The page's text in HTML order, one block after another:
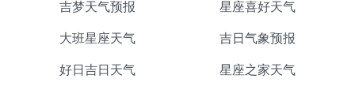
吉梦天气预报 星座喜好天气
大班星座天气 吉日气象预报
好日吉日天气 星座之家天气